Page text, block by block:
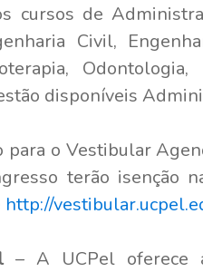
cursos de
Civil,
disponíveis
para o Vestibular
terão isenção
http://
– A UCPel oferece